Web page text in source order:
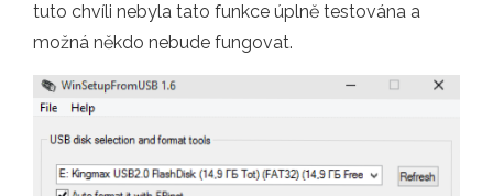
tuto chvíli nebyla tato funkce úplně testována a
možná někdo nebude fungovat.